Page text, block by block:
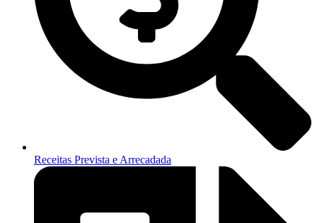
Receitas Prevista e Arrecadada